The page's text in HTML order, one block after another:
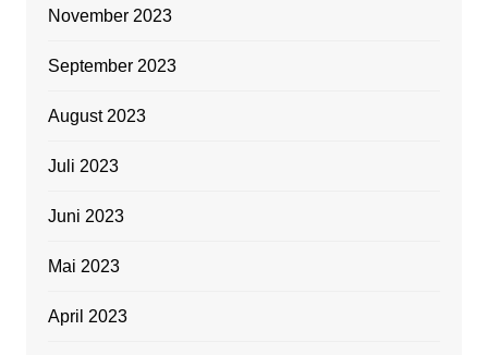
November 2023
September 2023
August 2023
Juli 2023
Juni 2023
Mai 2023
April 2023